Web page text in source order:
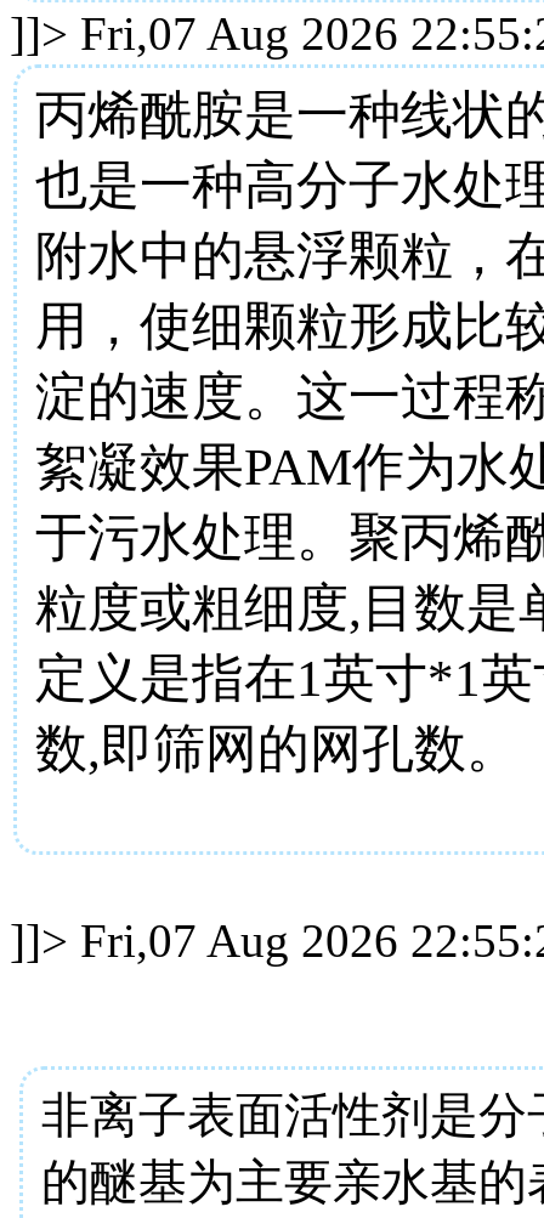
]]> Fri,07 Aug 2026
丙烯酰胺是一种线状
也是一种高分子水处
附水中的悬浮颗粒，
用，使细颗粒形成比
淀的速度。这一过程
絮凝效果PAM作为水
于污水处理。聚丙烯
粒度或粗细度,目数是
定义是指在1英寸*1
数,即筛网的网孔数
]]> Fri,07 Aug 2026
非离子表面活性剂是
的醚基为主要亲水基